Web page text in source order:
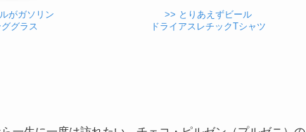
がガソリン
ググラス
>> とりあえずビール
ドライアスレチックTシャツ